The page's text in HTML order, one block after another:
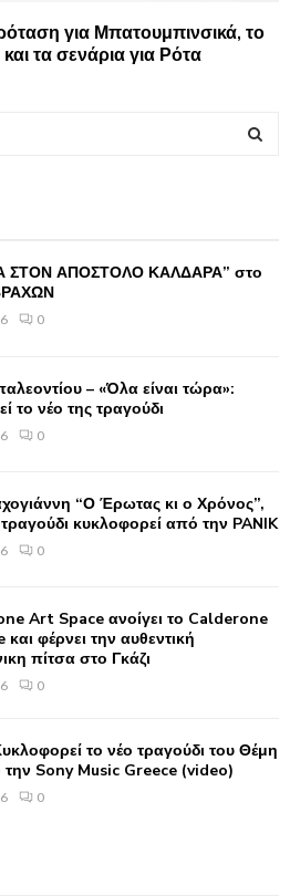
για Μπατουμπινσικά, το
τα σενάρια για Ρότα
A
ΣΤΟΝ ΑΠΟΣΤΟΛΟ ΚΑΛΔΑΡΑ” στο
0
– «Όλα είναι τώρα»:
το νέο της τραγούδι
0
“Ο Έρωτας κι ο Χρόνος”,
κυκλοφορεί από την PANIK
0
Art Space ανοίγει το Calderone
και φέρνει την αυθεντική
πίτσα στο Γκάζι
0
το νέο τραγούδι του Θέμη
Sony Music Greece (video)
0